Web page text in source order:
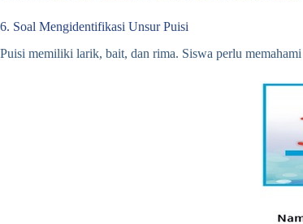
6. Soal Mengidentifikasi Unsur Puisi
Puisi memiliki larik, bait, dan rima. Siswa perlu